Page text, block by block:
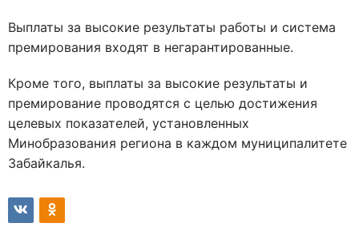
Выплаты за высокие результаты работы и система
премирования входят в негарантированные.
Кроме того, выплаты за высокие результаты и
премирование проводятся с целью достижения
целевых показателей, установленных
Минобразования региона в каждом муниципалитете
Забайкалья.